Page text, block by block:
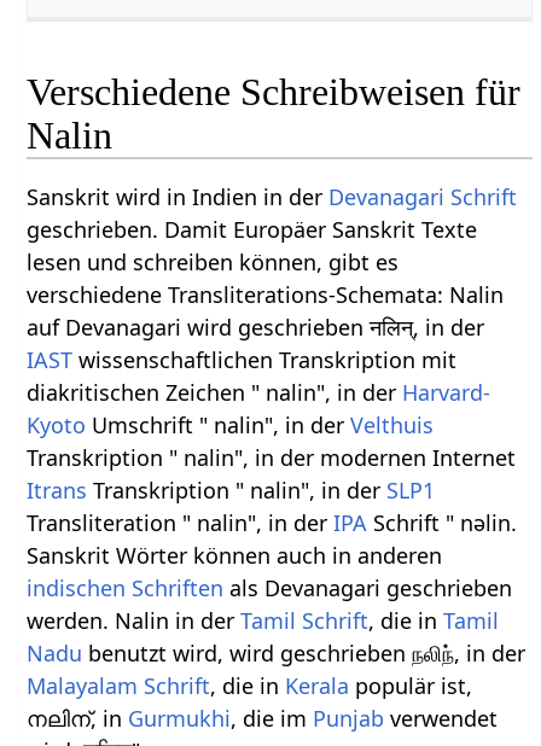
Verschiedene Schreibweisen für
Nalin
Sanskrit wird in Indien in der Devanagari Schrift
geschrieben. Damit Europäer Sanskrit Texte
lesen und schreiben können, gibt es
verschiedene Transliterations-Schemata: Nalin
auf Devanagari wird geschrieben नलिन्, in der
IAST wissenschaftlichen Transkription mit
diakritischen Zeichen " nalin", in der Harvard-
Kyoto Umschrift " nalin", in derVelthuis
Transkription " nalin", in der modernen Internet
Itrans Transkription " nalin", in der SLP1
Transliteration " nalin", in derIPA Schrift " nəlin.
Sanskrit Wörter können auch in anderen
indischen Schriften als Devanagari geschrieben
werden. Nalin in derTamil Schrift, die inTamil
Nadu benutzt wird, wird geschrieben நலிந், in der
Malayalam Schrift, die in Kerala populär ist,
നലിന്, in Gurmukhi, die im Punjab verwendet